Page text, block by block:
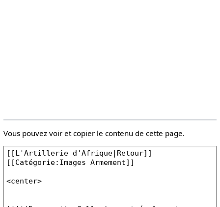
Vous pouvez voir et copier le contenu de cette page.